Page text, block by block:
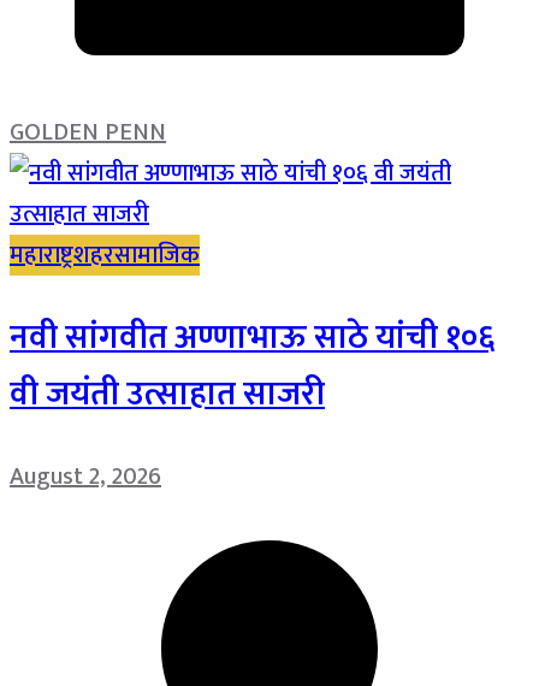
GOLDEN PENN
महाराष्ट्रशहरसामाजिक
नवी सांगवीत अण्णाभाऊ साठे यांची १०६
वी जयंती उत्साहात साजरी
August 2, 2026